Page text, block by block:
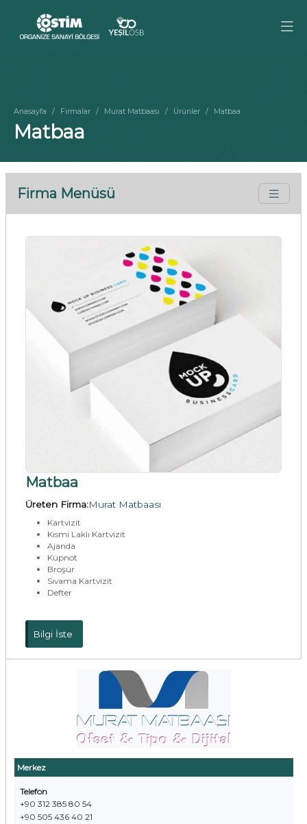
Anasayfa Firmalar Murat Matbaası Ürünler Matbaa
Matbaa
Firma Menüsü
Merkez
Telefon
+90 312 385 80 54
+90 505 436 40 21
Matbaa
Üreten Firma:Murat Matbaası
Kartvizit
Kısmi Laklı Kartvizit
Ajanda
Küpnot
Broşür
Sıvama Kartvizit
Defter
Bilgi İste